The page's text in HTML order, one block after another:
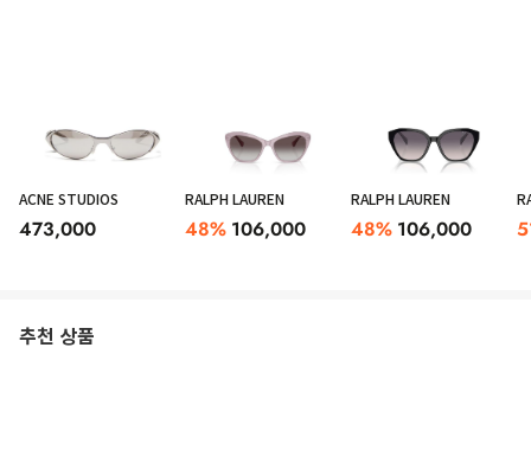
ACNE STUDIOS
473,000
RALPH LAUREN
48% 106,000
RALPH LAUREN
48% 106,000
추천 상품